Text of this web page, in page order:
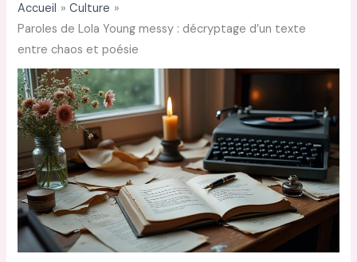
Accueil
Culture
Paroles de Lola Young messy : décryptage d’un texte
entre chaos et poésie